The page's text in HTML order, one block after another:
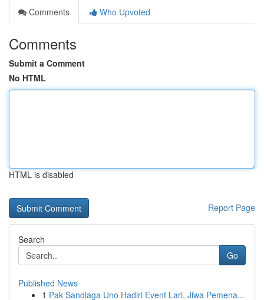
Comments
Who Upvoted
Comments
Submit a Comment
No HTML
HTML is disabled
Report Page
Search
Go
Published News
1 Pak Sandiaga Uno Hadiri Event Lari, Jiwa Pemena...